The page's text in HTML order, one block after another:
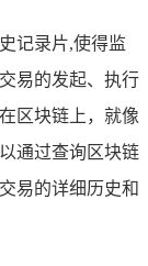
记录片,使得监
易的发起、执行
区块链上，就像
通过查询区块链
易的详细历史和